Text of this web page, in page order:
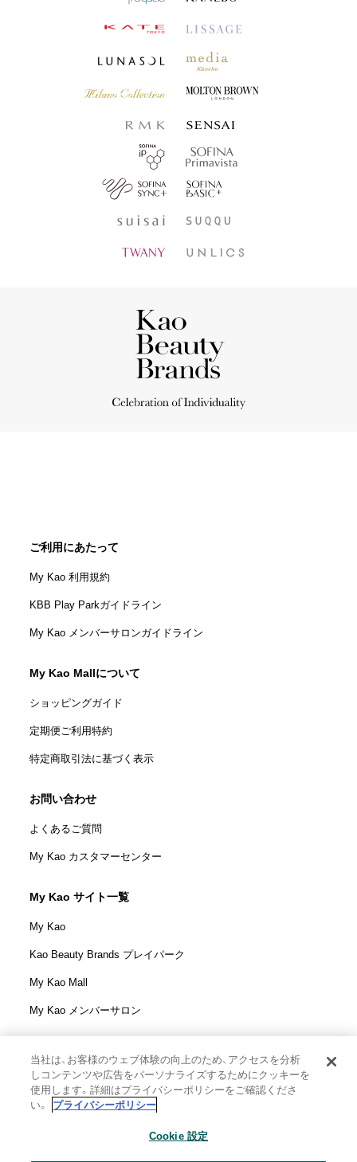
ご利用にあたって
My Kao 利用規約
KBB Play Parkガイドライン
My Kao メンバーサロンガイドライン
My Kao Mallについて
ショッピングガイド
定期便ご利用特約
特定商取引法に基づく表示
お問い合わせ
よくあるご質問
My Kao カスタマーセンター
My Kao サイト一覧
My Kao
Kao Beauty Brands プレイパーク
My Kao Mall
My Kao メンバーサロン
花王株式会社
ウェブサイト利用規定
当社は、お客様のウェブ体験の向上のため、アクセスを分析
しコンテンツや広告をパーソナライズするためにクッキーを
使用します。詳細はプライバシーポリシーをご確認くださ
い。
プライバシーポリシー
Cookie 設定